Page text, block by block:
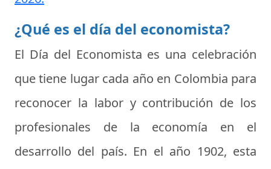
¿Qué es el día del economista?
El Día del Economista es una celebración
que tiene lugar cada año en Colombia para
reconocer la labor y contribución de los
profesionales de la economía en el
desarrollo del país. En el año 1902, esta